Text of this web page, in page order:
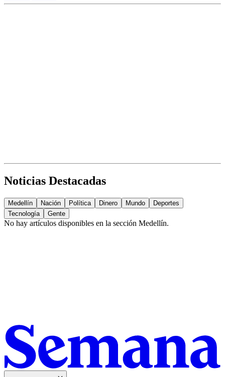
Noticias Destacadas
Medellín Nación Política Dinero Mundo
Deportes
Tecnología
Gente
No hay artículos disponibles en la sección Medellín.